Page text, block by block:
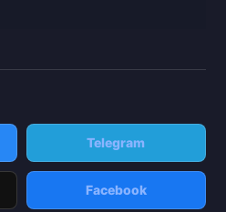
Telegram
Facebook